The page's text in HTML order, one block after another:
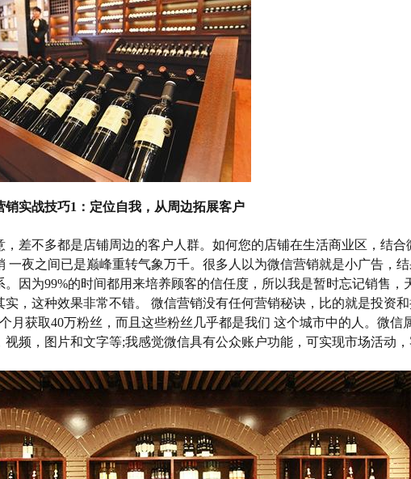
实战技巧1： 定位自我，从周边拓展客户
，差不多都是店铺周边的客户人群。如何您的店铺在生活商业区，结
一夜之间已是巅峰重转气象万千。很多人以为微信营销就是小广告，
。因为99%的时间都用来培养顾客的信任度，所以我是暂时忘记销售
实，这种效果非常不错。 微信营销没有任何营销秘诀，比的就是投资
月获取40万粉丝，而且这些粉丝几乎都是我们 这个城市中的人。微
视频，图片和文字等;我感觉微信具有公众账户功能，可实现市场活动，